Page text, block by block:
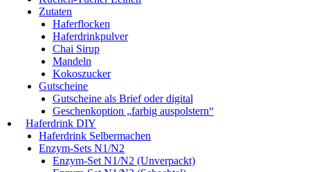
Zutaten
Haferflocken
Haferdrinkpulver
Chai Sirup
Mandeln
Kokoszucker
Gutscheine
Gutscheine als Brief oder digital
Geschenkoption „farbig auspolstern“
Haferdrink DIY
Haferdrink Selbermachen
Enzym-Sets N1/N2
Enzym-Set N1/N2 (Unverpackt)